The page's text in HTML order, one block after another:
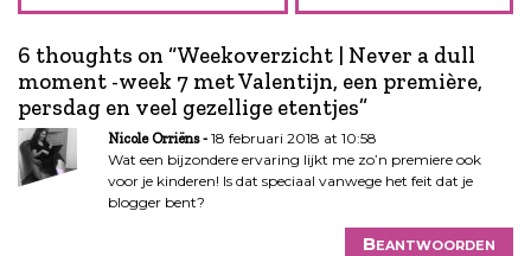
r
c
h
t
n
a
v
6 thoughts on “Weekoverzicht | Never a dull
moment -week 7 met Valentijn, een première,
persdag en veel gezellige etentjes”
Nicole Orriëns
18 februari 2018 at 10:58
Wat een bijzondere ervaring lijkt me zo’n premiere ook
voor je kinderen! Is dat speciaal vanwege het feit dat je
blogger bent?
Beantwoorden